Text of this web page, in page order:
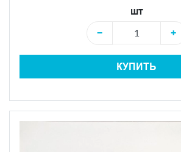
шт
−
+
КУПИТЬ